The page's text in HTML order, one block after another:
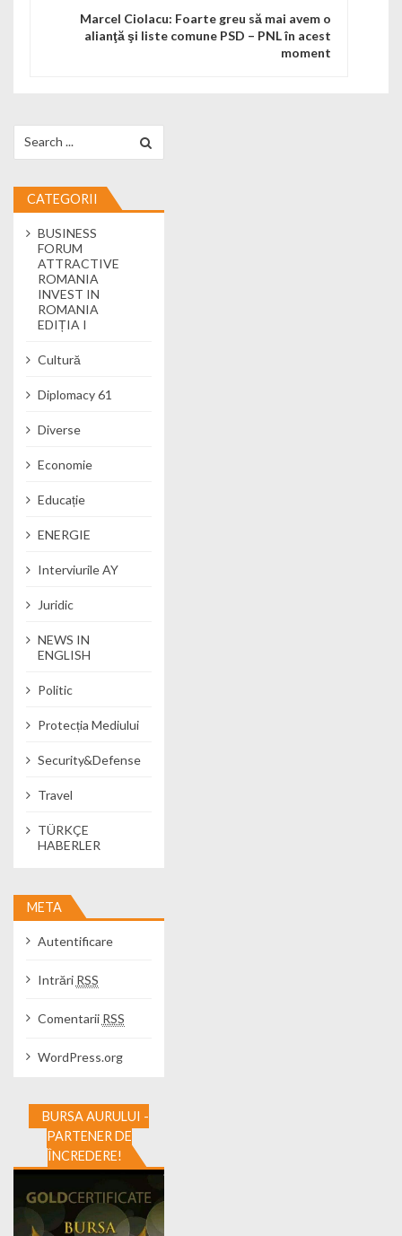
Marcel Ciolacu: Foarte greu să mai avem o
alianţă şi liste comune PSD – PNL în acest
moment
CATEGORII
BUSINESS
FORUM
ATTRACTIVE
ROMANIA
INVEST IN
ROMANIA
EDIȚIA I
Cultură
Diplomacy 61
Diverse
Economie
Educație
ENERGIE
Interviurile AY
Juridic
NEWS IN
ENGLISH
Politic
Protecția Mediului
Security&Defense
Travel
TÜRKÇE
HABERLER
META
Autentificare
Intrări RSS
Comentarii RSS
WordPress.org
BURSA AURULUI -
PARTENER DE
ÎNCREDERE!